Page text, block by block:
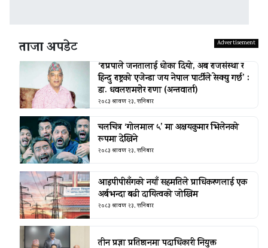
ताजा अपडेट
‘राप्रपाले जनतालाई धोका दियो, अब राजसंस्था र
हिन्दु राष्ट्रको एजेन्डा जय नेपाल पार्टीले रेस्क्यु गर्छ’ :
डा. धवलशमशेर राणा (अन्तवार्ता)
२०८३ श्रावण २३, शनिबार
चलचित्र ‘गोलमाल ५’ मा अक्षयकुमार भिलेनको
रूपमा देखिने
२०८३ श्रावण २३, शनिबार
आइपीपीसँगको नयाँ सहमतिले प्राधिकरणलाई एक
अर्बभन्दा बढी दायित्वको जोखिम
२०८३ श्रावण २३, शनिबार
तीन प्रज्ञा प्रतिष्ठानमा पदाधिकारी नियुक्त